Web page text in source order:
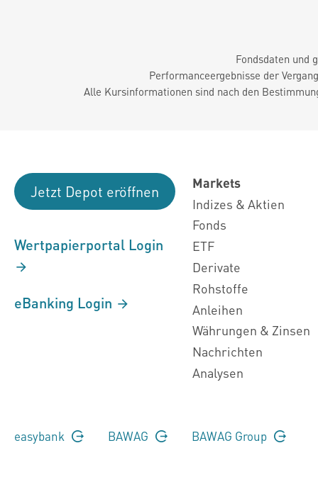
Fondsdaten und
Performanceergebnisse der
Alle Kursinformationen sind nach den
Jetzt Depot eröffnen
Wertpapierportal Login
eBanking Login
Markets
Indizes & Aktien
Fonds
ETF
Derivate
Rohstoffe
Anleihen
Währungen & Zinsen
Nachrichten
Analysen
easybank BAWAG BAWAG Group